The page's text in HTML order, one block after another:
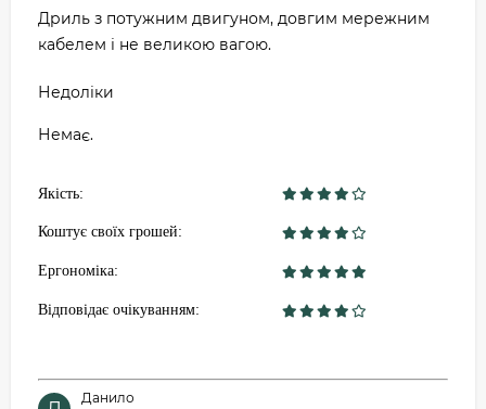
Дриль з потужним двигуном, довгим мережним
кабелем і не великою вагою.
Недоліки
Немає.
Якість:
Коштує своїх грошей:
Ергономіка:
Відповідає очікуванням:
Данило